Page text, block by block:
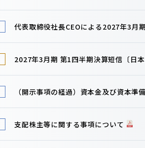
代表取締役社長CEOによる2027年3月
2027年3月期 第1四半期決算短信〔日本
（開示事項の経過）資本金及び資本
支配株主等に関する事項について